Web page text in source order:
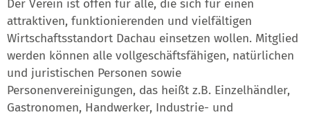
Der Verein ist offen für alle, die sich für einen
attraktiven, funktionierenden und vielfältigen
Wirtschaftsstandort Dachau einsetzen wollen. Mitglied
werden können alle vollgeschäftsfähigen, natürlichen
und juristischen Personen sowie
Personenvereinigungen, das heißt z.B. Einzelhändler,
Gastronomen, Handwerker, Industrie- und